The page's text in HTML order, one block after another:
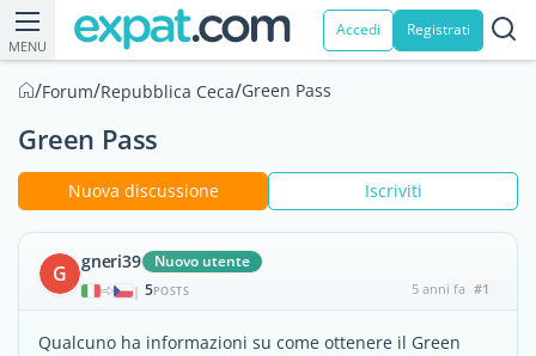
MENU
Accedi Registrati
/Forum/Repubblica Ceca/Green Pass
Green Pass
Nuova discussione Iscriviti
G gneri39 Nuovo utente
| 5POSTS 5 anni fa #1
Qualcuno ha informazioni su come ottenere il Green